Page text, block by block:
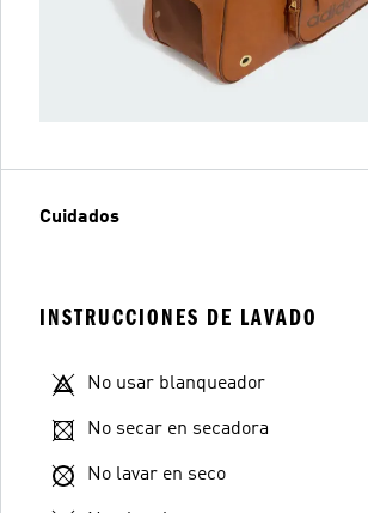
Cuidados
INSTRUCCIONES DE LAVADO
No usar blanqueador
No secar en secadora
No lavar en seco